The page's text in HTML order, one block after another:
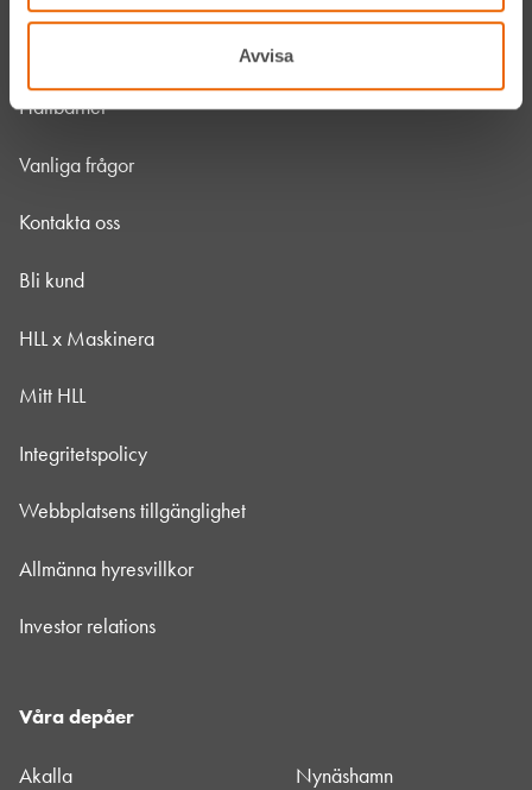
Avvisa
Hållbarhet
Vanliga frågor
Kontakta oss
Bli kund
HLL x Maskinera
Mitt HLL
Integritetspolicy
Webbplatsens tillgänglighet
Allmänna hyresvillkor
Investor relations
Våra depåer
Akalla Nynäshamn